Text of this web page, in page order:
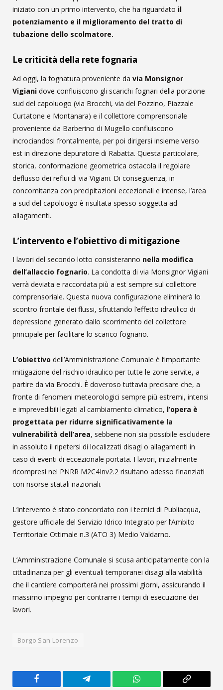
iniziato con un primo intervento, che ha riguardato il
potenziamento e il miglioramento del tratto di
tubazione dello scolmatore.
Le criticità della rete fognaria
Ad oggi, la fognatura proveniente da via Monsignor
Vigiani dove confluiscono gli scarichi fognari della porzione
sud del capoluogo (via Brocchi, via del Pozzino, Piazzale
Curtatone e Montanara) e il collettore comprensoriale
proveniente da Barberino di Mugello confluiscono
incrociandosi frontalmente, per poi dirigersi insieme verso
est in direzione depuratore di Rabatta. Questa particolare,
storica, conformazione geometrica ostacola il regolare
deflusso dei reflui di via Vigiani. Di conseguenza, in
concomitanza con precipitazioni eccezionali e intense, l’area
a sud del capoluogo è risultata spesso soggetta ad
allagamenti.
L’intervento e l’obiettivo di mitigazione
I lavori del secondo lotto consisteranno nella modifica
dell’allaccio fognario. La condotta di via Monsignor Vigiani
verrà deviata e raccordata più a est sempre sul collettore
comprensoriale. Questa nuova configurazione eliminerà lo
scontro frontale dei flussi, sfruttando l’effetto idraulico di
depressione generato dallo scorrimento del collettore
principale per facilitare lo scarico fognario.
L’obiettivo dell’Amministrazione Comunale è l’importante
mitigazione del rischio idraulico per tutte le zone servite, a
partire da via Brocchi. È doveroso tuttavia precisare che, a
fronte di fenomeni meteorologici sempre più estremi, intensi
e imprevedibili legati al cambiamento climatico, l’opera è
progettata per ridurre significativamente la
vulnerabilità dell’area, sebbene non sia possibile escludere
in assoluto il ripetersi di localizzati disagi o allagamenti in
caso di eventi di eccezionale portata. I lavori, inizialmente
ricompresi nel PNRR M2C4Inv2.2 risultano adesso finanziati
con risorse statali nazionali.
L’intervento è stato concordato con i tecnici di Publiacqua,
gestore ufficiale del Servizio Idrico Integrato per l’Ambito
Territoriale Ottimale n.3 (ATO 3) Medio Valdarno.
L’Amministrazione Comunale si scusa anticipatamente con la
cittadinanza per gli eventuali temporanei disagi alla viabilità
che il cantiere comporterà nei prossimi giorni, assicurando il
massimo impegno per contrarre i tempi di esecuzione dei
lavori.
Borgo San Lorenzo
Facebook Telegram WhatsApp
Copy